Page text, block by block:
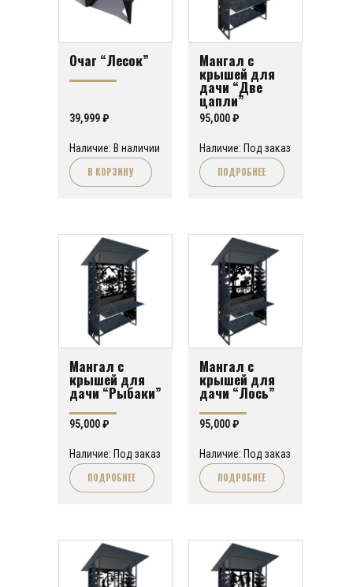
Очаг “Лесок”
39,999₽
Наличие: В наличии
В КОРЗИНУ
Мангал с
крышей для
дачи “Две
цапли”
95,000₽
Наличие: Под заказ
ПОДРОБНЕЕ
Мангал с
крышей для
дачи “Рыбаки”
95,000₽
Наличие: Под заказ
ПОДРОБНЕЕ
Мангал с
крышей для
дачи “Лось”
95,000₽
Наличие: Под заказ
ПОДРОБНЕЕ